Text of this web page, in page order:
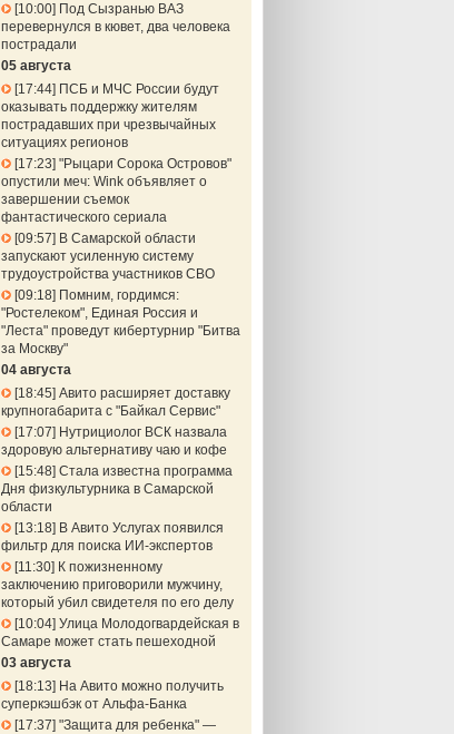
10:00 Под Сызранью ВАЗ
перевернулся в кювет, два человека
пострадали
05 августа
17:44 ПСБ и МЧС России будут
оказывать поддержку жителям
пострадавших при чрезвычайных
ситуациях регионов
17:23 "Рыцари Сорока Островов"
опустили меч: Wink объявляет о
завершении съемок
фантастического сериала
09:57
В Самарской области
запускают усиленную систему
трудоустройства участников СВО
09:18 Помним, гордимся:
"Ростелеком", Единая Россия и
"Леста" проведут кибертурнир "Битва
за Москву"
04 августа
18:45 Авито расширяет доставку
крупногабарита с "Байкал Сервис"
17:07
Нутрициолог ВСК назвала
здоровую альтернативу чаю и кофе
15:48 Стала известна программа
Дня физкультурника в Самарской
области
13:18 В Авито Услугах появился
фильтр для поиска ИИ-экспертов
11:30 К пожизненному
заключению приговорили мужчину,
который убил свидетеля по его делу
10:04 Улица Молодогвардейская в
Самаре может стать пешеходной
03 августа
18:13
На Авито можно получить
суперкэшбэк от Альфа-Банка
17:37 "Защита для ребенка" —